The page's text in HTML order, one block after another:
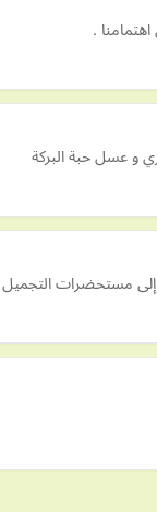
.
و عسل حبة البركة
إلى مستحضرات